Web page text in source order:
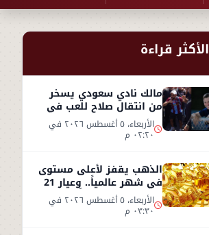
الأكثر قراءة
مالك نادي سعودي يسخر
من انتقال صلاح للعب في
تركيا ورفضه روشن الأربعاء، ٥ أغسطس ٢٠٢٦ في
٠٢:٢٠ م
الذهب يقفز لأعلى مستوى
في شهر عالمياً.. وعيار 21
يسجل 5930 جنيهاً الأربعاء، ٥ أغسطس ٢٠٢٦ في
٠٣:٣٠ م